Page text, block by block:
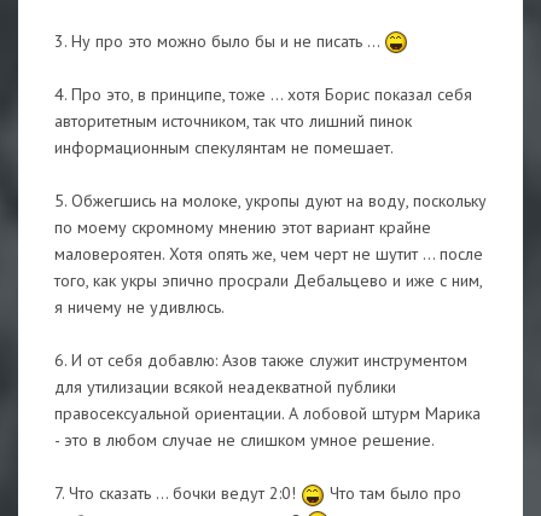
3. Ну про это можно было бы и не писать ...
4. Про это, в принципе, тоже ... хотя Борис показал себя
авторитетным источником, так что лишний пинок
информационным спекулянтам не помешает.
5. Обжегшись на молоке, укропы дуют на воду, поскольку
по моему скромному мнению этот вариант крайне
маловероятен. Хотя опять же, чем черт не шутит ... после
того, как укры эпично просрали Дебальцево и иже с ним,
я ничему не удивлюсь.
6. И от себя добавлю: Азов также служит инструментом
для утилизации всякой неадекватной публики
правосексуальной ориентации. А лобовой штурм Марика
- это в любом случае не слишком умное решение.
7. Что сказать ... бочки ведут 2:0!
Что там было про